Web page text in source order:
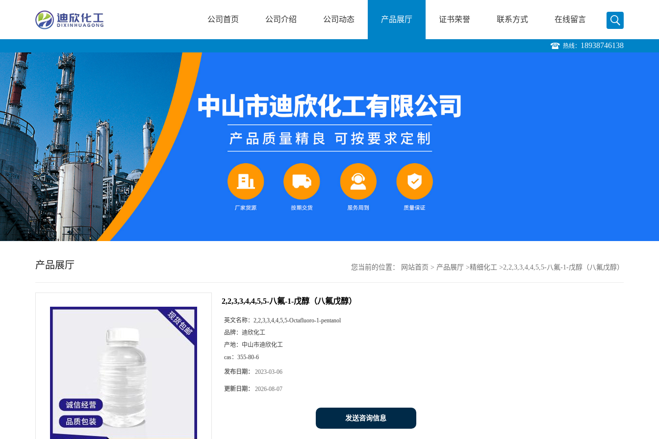
司
首
页
公
司
介
绍
公
公司首页 公司介绍 公司动态 产品展厅 证书荣誉 联系方式 在线留言
热线： 18938746138
产品展厅 您当前的位置： 网站首页 > 产品展厅 >精细化工 >2,2,3,3,4,4,5,5-八氟-1-戊醇（八氟戊醇）
2,2,3,3,4,4,5,5-八氟-1-戊醇（八氟戊醇）
英文名称： 2,2,3,3,4,4,5,5-Octafluoro-1-pentanol
品牌： 迪欣化工
产地： 中山市迪欣化工
cas： 355-80-6
发布日期： 2023-03-06
更新日期： 2026-08-07
发送咨询信息